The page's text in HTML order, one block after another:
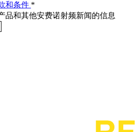
和条件 *
品和其他安费诺射频新闻的信息